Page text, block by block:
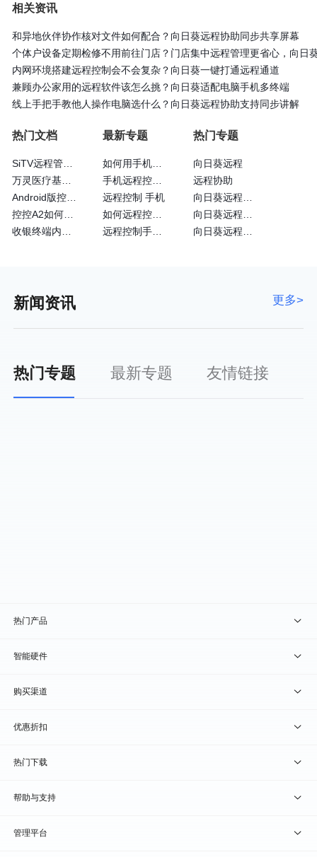
相关资讯
和异地伙伴协作核对文件如何配合？向日葵远程协助同步共享屏幕
个体户设备定期检修不用前往门店？门店集中远程管理更省心，向日
内网环境搭建远程控制会不会复杂？向日葵一键打通远程通道
兼顾办公家用的远程软件该怎么挑？向日葵适配电脑手机多终端
线上手把手教他人操作电脑选什么？向日葵远程协助支持同步讲解
热门文档
万灵医疗基于向日葵的眼科远程诊断系统
Android版控制端常见问题
控控A2如何通过4G网卡上网
最新专题
远程控制 手机
热门专题
向日葵远程
远程协助
新闻资讯 更多>
热门专题 最新专题 友情链接
热门产品
贝锐向日葵 · 远程控制
贝锐蒲公英 · 异地组网
贝锐花生壳 · 动态域名
贝锐洋葱头 · 协作无间
智能硬件
贝锐向日葵硬件
贝锐蒲公英硬件
贝锐花生壳硬件
购买渠道
天猫旗舰店
京东旗舰店
优惠折扣
兑换码通道
教育公益折扣
热门下载
贝锐向日葵客户端
贝锐蒲公英客户端
帮助与支持
我要建议
管理平台